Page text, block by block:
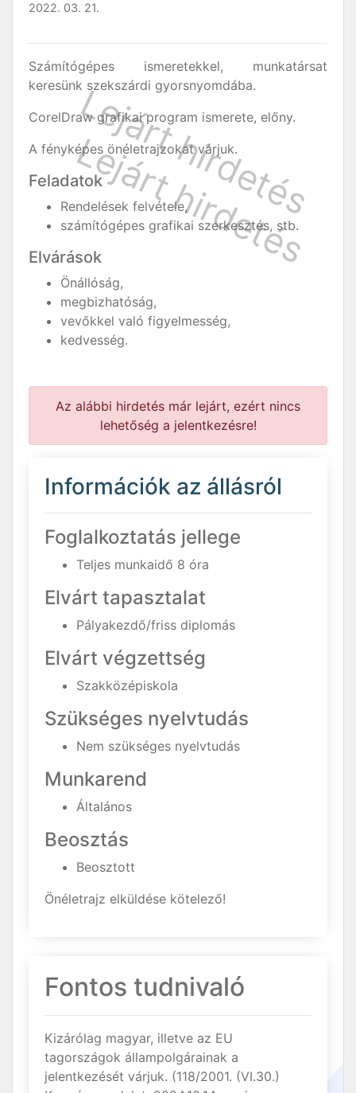
2022. 03. 21.
Számítógépes ismeretekkel, munkatársat
keresünk szekszárdi gyorsnyomdába.
CorelDraw grafikai program ismerete, előny.
A fényképes önéletrajzokat várjuk.
Feladatok
Rendelések felvétele,
számítógépes grafikai szerkesztés, stb.
Elvárások
Önállóság,
megbizhatóság,
vevőkkel való figyelmesség,
kedvesség.
Az alábbi hirdetés már lejárt, ezért nincs
lehetőség a jelentkezésre!
Információk az állásról
Foglalkoztatás jellege
Teljes munkaidő 8 óra
Elvárt tapasztalat
Pályakezdő/friss diplomás
Elvárt végzettség
Szakközépiskola
Szükséges nyelvtudás
Nem szükséges nyelvtudás
Munkarend
Általános
Beosztás
Beosztott
Önéletrajz elküldése kötelező!
Fontos tudnivaló
Kizárólag magyar, illetve az EU
tagországok állampolgárainak a
jelentkezését várjuk. (118/2001. (VI.30.)